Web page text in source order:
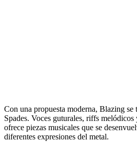
Con una propuesta moderna, Blazing
Spades. Voces guturales, riffs
ofrece piezas musicales que se
diferentes expresiones del metal.